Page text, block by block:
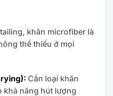
khăn microfiber là
thể thiếu ở mọi
Cần loại khăn
khả năng hút lượng